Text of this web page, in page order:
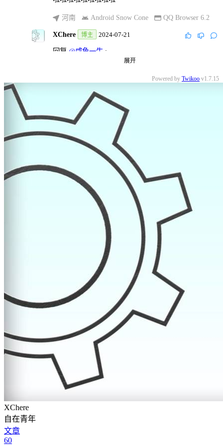
河南 Android Snow Cone QQ Browser 6.2
XChere 博主 2024-07-21
回复 @咸鱼一生 :
展开
Powered by Twikoo v1.7.15
XChere
自在青年
文章
60